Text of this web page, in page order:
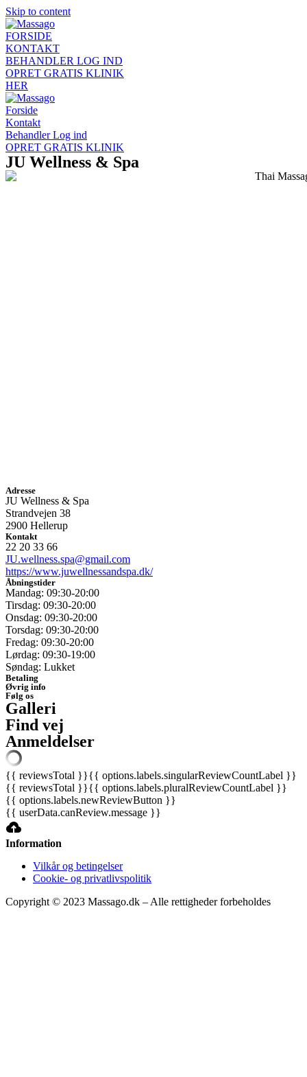
Skip to content
FORSIDE
KONTAKT
BEHANDLER LOG IND
OPRET GRATIS KLINIK
HER
Forside
Kontakt
Behandler Log ind
OPRET GRATIS KLINIK
JU Wellness & Spa
Adresse
JU Wellness & Spa
Strandvejen 38
2900 Hellerup
Kontakt
22 20 33 66
JU.wellness.spa@gmail.com
https://www.juwellnessandspa.dk/
Åbningstider
Mandag: 09:30-20:00
Tirsdag: 09:30-20:00
Onsdag: 09:30-20:00
Torsdag: 09:30-20:00
Fredag: 09:30-20:00
Lørdag: 09:30-19:00
Søndag: Lukket
Betaling
Øvrig info
Følg os
Galleri
Find vej
Anmeldelser
{{ reviewsTotal }}{{ options.labels.singularReviewCountLabel }}
{{ reviewsTotal }}{{ options.labels.pluralReviewCountLabel }}
{{ options.labels.newReviewButton }}
{{ userData.canReview.message }}
Information
Vilkår og betingelser
Cookie- og privatlivspolitik
Copyright © 2023 Massago.dk – Alle rettigheder forbeholdes